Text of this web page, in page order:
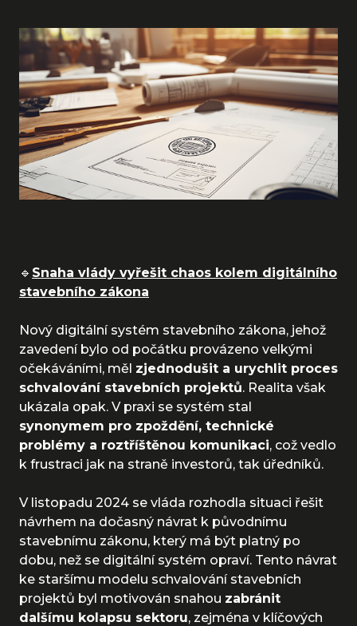
🔹 Snaha vlády vyřešit chaos kolem digitálního
stavebního zákona
Nový digitální systém stavebního zákona, jehož
zavedení bylo od počátku provázeno velkými
očekáváními, měl zjednodušit a urychlit proces
schvalování stavebních projektů. Realita však
ukázala opak. V praxi se systém stal
synonymem pro zpoždění, technické
problémy a roztříštěnou komunikaci, což vedlo
k frustraci jak na straně investorů, tak úředníků.
V listopadu 2024 se vláda rozhodla situaci řešit
návrhem na dočasný návrat k původnímu
stavebnímu zákonu, který má být platný po
dobu, než se digitální systém opraví. Tento návrat
ke staršímu modelu schvalování stavebních
projektů byl motivován snahou zabránit
dalšímu kolapsu sektoru, zejména v klíčových